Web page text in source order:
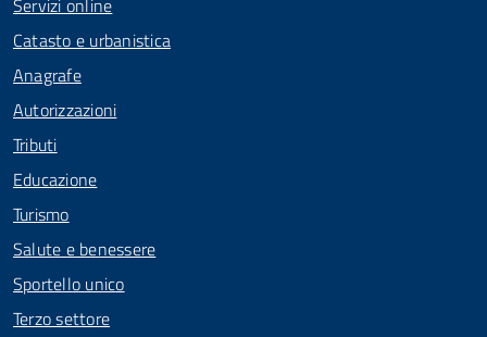
Servizi online
Catasto e urbanistica
Anagrafe
Autorizzazioni
Tributi
Educazione
Turismo
Salute e benessere
Sportello unico
Terzo settore